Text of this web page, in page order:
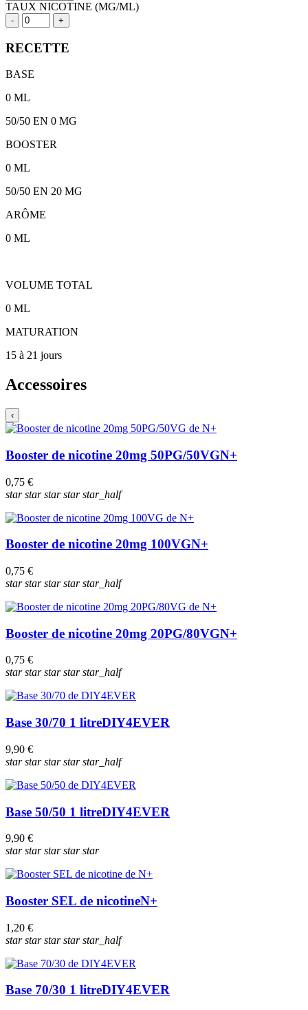
TAUX NICOTINE (MG/ML)
- +
RECETTE
BASE
0 ML
50/50 EN 0 MG
BOOSTER
0 ML
50/50 EN 20 MG
ARÔME
0 ML
VOLUME TOTAL
0 ML
MATURATION
15 à 21 jours
Accessoires
‹
Booster de nicotine 20mg 50PG/50VGN+
0,75 €
starstarstarstarstar_half
Booster de nicotine 20mg 100VGN+
0,75 €
starstarstarstarstar_half
Booster de nicotine 20mg 20PG/80VGN+
0,75 €
starstarstarstarstar_half
Base 30/70 1 litreDIY4EVER
9,90 €
starstarstarstarstar_half
Base 50/50 1 litreDIY4EVER
9,90 €
starstarstarstarstar
Booster SEL de nicotineN+
1,20 €
starstarstarstarstar_half
Base 70/30 1 litreDIY4EVER